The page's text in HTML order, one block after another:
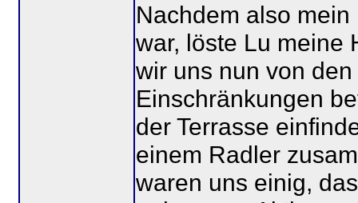
Nachdem also
war, löste Lu meine
wir uns nun von
Einschränkungen
der Terrasse
einem Radler
waren uns einig,